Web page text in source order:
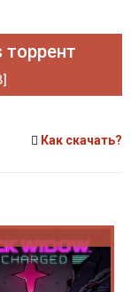
торрент
Как скачать?